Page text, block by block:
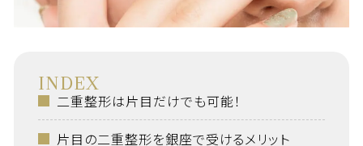
INDEX
二重整形は片目だけでも可能！
片目の二重整形を銀座で受けるメリット